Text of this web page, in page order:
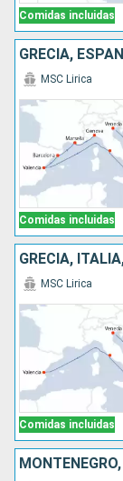
Comidas incluidas
GRECIA,
Comidas incluidas
MSC Lirica
GRECIA,
Comidas incluidas
MSC Lirica